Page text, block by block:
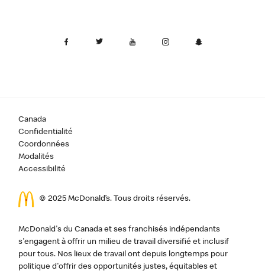
Canada
Confidentialité
Coordonnées
Modalités
Accessibilité
© 2025 McDonald’s. Tous droits réservés.
McDonald's du Canada et ses franchisés indépendants
s'engagent à offrir un milieu de travail diversifié et inclusif
pour tous. Nos lieux de travail ont depuis longtemps pour
politique d'offrir des opportunités justes, équitables et